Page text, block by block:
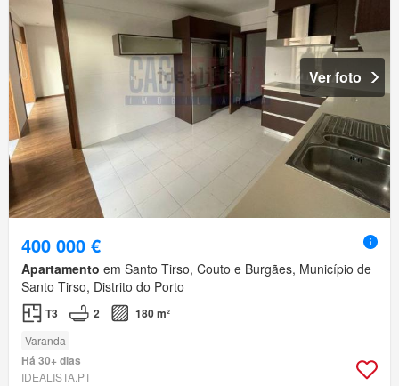
Ver foto
400 000 €
Apartamento em Santo Tirso, Couto e Burgães, Município de
Santo Tirso, Distrito do Porto
T3 2 180 m²
Varanda
Há 30+ dias
IDEALISTA.PT